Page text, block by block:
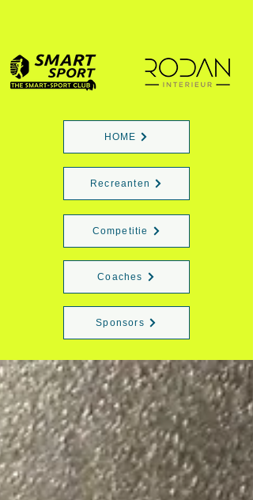
HOME
Recreanten
Competitie
Coaches
Sponsors